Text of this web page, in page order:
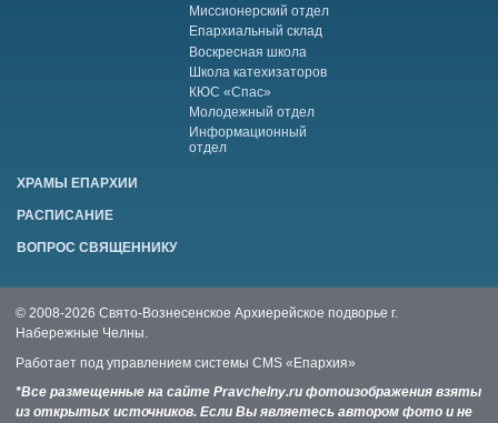
Миссионерский отдел
Епархиальный склад
Воскресная школа
Школа катехизаторов
КЮС «Спас»
Молодежный отдел
Информационный
отдел
ХРАМЫ ЕПАРХИИ
РАСПИСАНИЕ
ВОПРОС СВЯЩЕННИКУ
© 2008-2026 Свято-Вознесенское Архиерейское подворье г.
Набережные Челны.
Работает под управлением системы CMS «Епархия»
*Все размещенные на сайте Pravchelny.ru фотоизображения взяты
из открытых источников. Если Вы являетесь автором фото и не